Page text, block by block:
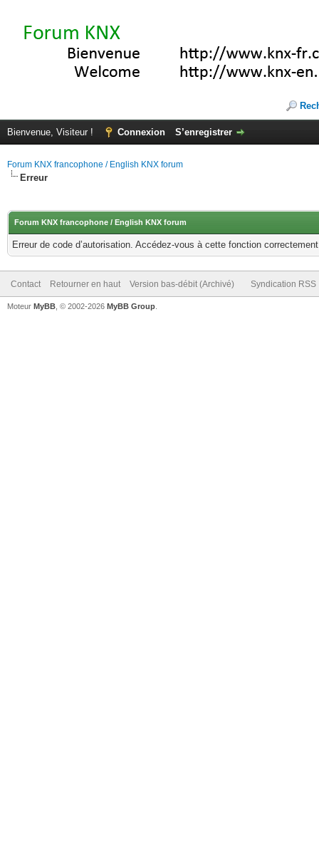
Bienvenue, Visiteur ! Connexion S’enregistrer
Forum KNX francophone / English KNX forum
Erreur
Forum KNX francophone / English KNX forum
Erreur de code d’autorisation. Accédez-vous à cette fonction
Contact Retourner en haut Version bas-débit (Archivé) Syndication RSS
Moteur MyBB , © 2002-2026 MyBB Group